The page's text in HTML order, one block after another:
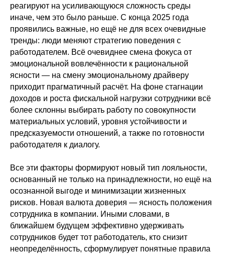
реагируют на усиливающуюся сложность среды
иначе, чем это было раньше. С конца 2025 года
проявились важные, но ещё не для всех очевидные
тренды: люди меняют стратегию поведения с
работодателем. Всё очевиднее смена фокуса от
эмоциональной вовлечённости к рациональной
ясности — на смену эмоциональному драйверу
приходит прагматичный расчёт. На фоне стагнации
доходов и роста фискальной нагрузки сотрудники всё
более склонны выбирать работу по совокупности
материальных условий, уровня устойчивости и
предсказуемости отношений, а также по готовности
работодателя к диалогу.
Все эти факторы формируют новый тип лояльности,
основанный не только на принадлежности, но ещё на
осознанной выгоде и минимизации жизненных
рисков. Новая валюта доверия — ясность положения
сотрудника в компании. Иными словами, в
ближайшем будущем эффективно удерживать
сотрудников будет тот работодатель, кто снизит
неопределённость, сформулирует понятные правила